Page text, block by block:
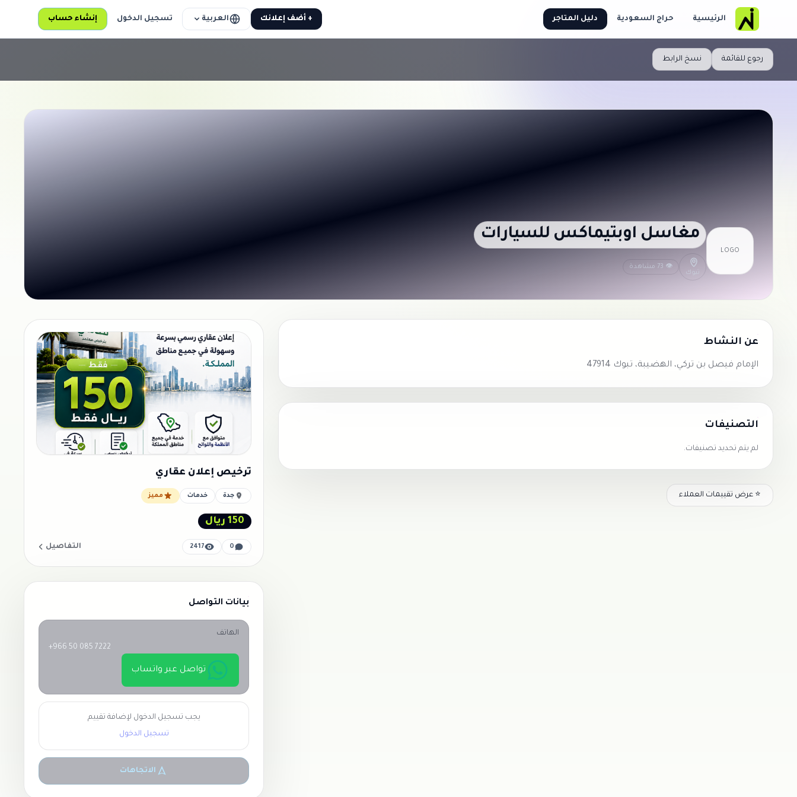
الرئيسية حراج السعودية دليل المتاجر + أضف إعلانك العربية تسجيل الدخول إنشاء حساب
رجوع للقائمة نسخ الرابط
LOGO
مغاسل اوبتيماكس للسيارات
تبوك
👁 73 مشاهدة
عن النشاط
الإمام فيصل بن تركي، الهضيبة، تبوك 47914
التصنيفات
لم يتم تحديد تصنيفات.
⭐ عرض تقييمات العملاء
ترخيص إعلان عقاري
جدة خدمات مميز
150 ريال
0
2417 التفاصيل
بيانات التواصل
الهاتف
+966 50 085 7222
تواصل عبر واتساب
يجب تسجيل الدخول لإضافة تقييم
تسجيل الدخول
الاتجاهات